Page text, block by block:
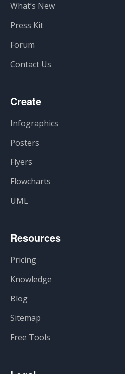
What’s New
Press Kit
Forum
Contact Us
Create
Infographics
Posters
Flyers
Flowcharts
UML
Resources
Pricing
Knowledge
Blog
Sitemap
Free Tools